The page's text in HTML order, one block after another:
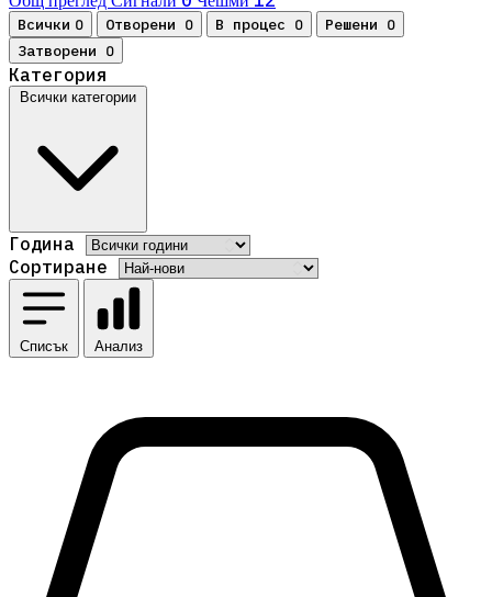
Всички 0 Отворени 0 В процес 0 Решени 0
Затворени 0
Категория
Всички категории
Година
Сортиране
Списък Анализ